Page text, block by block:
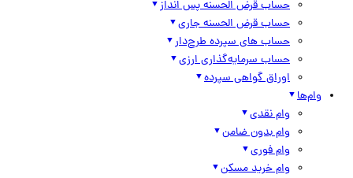
حساب قرض الحسنه پس انداز
حساب قرض الحسنه جاری
حساب های سپرده طرح‌دار
حساب سرمایه‌گذاری ارزی
اوراق گواهی سپرده
وام‌ها
وام نقدی
وام بدون ضامن
وام فوری
وام خرید مسکن